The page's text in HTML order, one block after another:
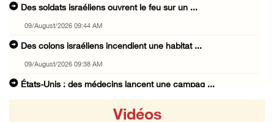
Des soldats israéliens ouvrent le feu sur un ...
09/August/2026 09:44 AM
Des colons israéliens incendient une habitat ...
09/August/2026 09:38 AM
États-Unis : des médecins lancent une campag ...
Vidéos